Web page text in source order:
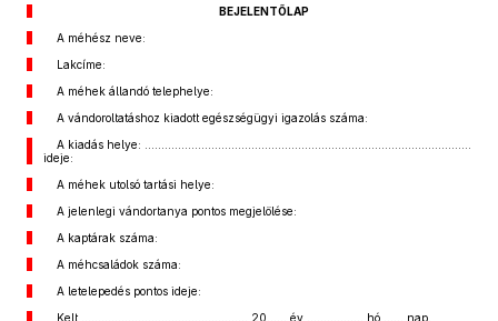
BEJELENTŐLAP
A méhész neve:
Lakcíme:
A méhek állandó telephelye:
A vándoroltatáshoz kiadott egészségügyi igazolás száma:
A kiadás helye: ..................................................................................................
ideje:
A méhek utolsó tartási helye:
A jelenlegi vándortanya pontos megjelölése:
A kaptárak száma:
A méhcsaládok száma:
A letelepedés pontos ideje:
Kelt ................................................., 20...... év ................. hó ...... nap.